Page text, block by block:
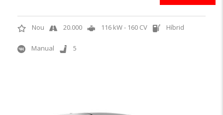
Nou 20.000 116 kW - 160 CV Híbrid
Manual 5